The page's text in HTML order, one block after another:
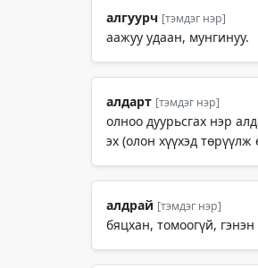
алгуурч [тэмдэг нэр]
аажуу удаан, мунгинуу.
алдарт [тэмдэг нэр]
олноо дуурьсгах нэр
эх (олон хүүхэд төрүүлж
алдрай [тэмдэг нэр]
бяцхан, томоогүй,